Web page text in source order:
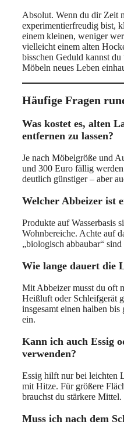
Absolut. Wenn du dir Zeit
experimentierfreudig bist,
einem kleinen, weniger
vielleicht einem alten
bisschen Geduld kannst
Möbeln neues Leben
Häufige Fragen
Was kostet es, alten
entfernen zu lassen?
Je nach Möbelgröße und
und 300 Euro fällig
deutlich günstiger – aber
Welcher Abbeizer ist
Produkte auf Wasserbasis
Wohnbereiche. Achte auf
„biologisch abbaubar“
Wie lange dauert die
Mit Abbeizer musst du oft
Heißluft oder Schleifgerät
insgesamt einen halben
ein.
Kann ich auch Essig
verwenden?
Essig hilft nur bei leichten
mit Hitze. Für größere
brauchst du stärkere Mittel.
Muss ich nach dem